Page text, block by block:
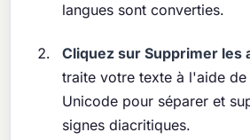
langues sont converties.
Cliquez sur Supprimer les
traite votre texte à l'aide
Unicode pour séparer et
signes diacritiques.